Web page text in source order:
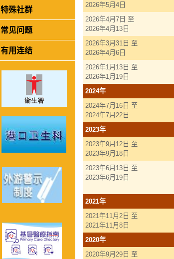
特殊社群
常见问题
有用连结
2026年5月4日
2026年4月7日 至
2026年4月13日
2026年3月31日 至
2026年4月6日
2026年1月13日 至
2026年1月19日
2024年
2024年7月16日 至
2024年7月22日
2023年
2023年9月12日 至
2023年9月18日
2023年6月13日 至
2023年6月19日
2021年
2021年11月2日 至
2021年11月8日
2020年
2020年9月29日 至